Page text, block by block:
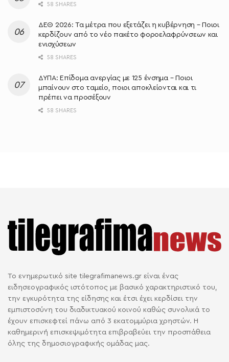
58 SHARES
ΔΕΘ 2026: Τα μέτρα που εξετάζει η κυβέρνηση – Ποιοι
κερδίζουν από το νέο πακέτο φοροελαφρύνσεων και
ενισχύσεων
58 SHARES
ΔΥΠΑ: Επίδομα ανεργίας με 125 ένσημα – Ποιοι
μπαίνουν στο ταμείο, ποιοι αποκλείονται και τι
πρέπει να προσέξουν
58 SHARES
Το ενημερωτικό site tilegrafimanews.gr είναι ένας
ειδησεογραφικός ιστότοπος με βασικό χαρακτηριστικό του,
την εγκυρότητα της είδησης και έτσι έχει κερδίσει την
εμπιστοσύνη του διαδικτυακού κοινού καθώς συνολικά το
έχουν επισκεφτεί πάνω από 3 εκατομμύρια χρηστών. Η
καθημερινή επισκεψιμότητα επιβραβεύει την προσπάθεια
όλης της δημοσιογραφικής ομάδας μας.